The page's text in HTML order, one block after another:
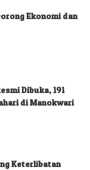
Ekonomi dan
Dibuka, 191
di Manokwari
Keterlibatan